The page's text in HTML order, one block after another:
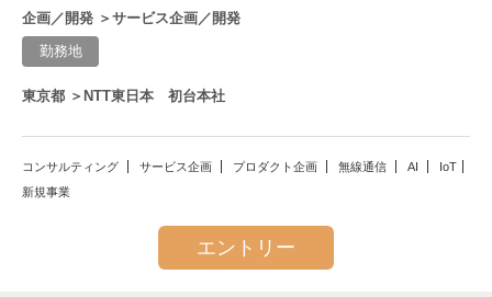
企画／開発 ＞サービス企画／開発
勤務地
東京都 ＞NTT東日本 初台本社
コンサルティング サービス企画 プロダクト企画 無線通信 AI
IoT
新規事業
エントリー